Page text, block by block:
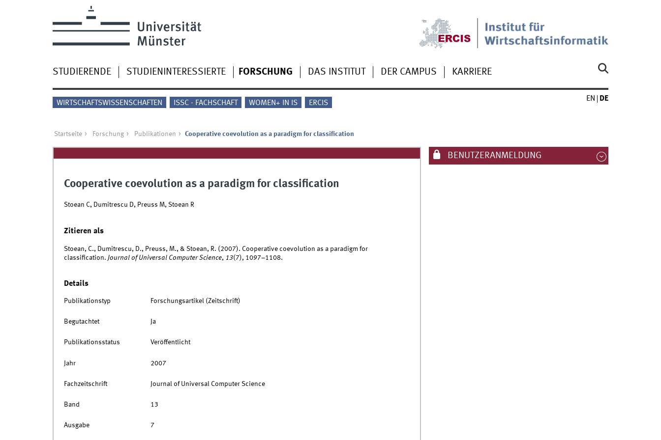
STUDIERENDE STUDIENINTERESSIERTE FORSCHUNG DAS INSTITUT DER CAMPUS KARRIERE
WIRTSCHAFTSWISSENSCHAFTEN ISSC - FACHSCHAFT WOMEN+ IN IS ERCIS
EN DE
Startseite Forschung Publikationen Cooperative coevolution as a paradigm for classification
Cooperative coevolution as a paradigm for classification
Stoean C, Dumitrescu D, Preuss M, Stoean R
Zitieren als
Stoean, C., Dumitrescu, D., Preuss, M., & Stoean, R. (2007). Cooperative coevolution as a paradigm for
classification. Journal of Universal Computer Science, 13(7), 1097–1108.
Details
Publikationstyp Forschungsartikel (Zeitschrift)
Begutachtet Ja
Publikationsstatus Veröffentlicht
Jahr 2007
Fachzeitschrift Journal of Universal Computer Science
Band 13
Ausgabe 7
BENUTZERANMELDUNG